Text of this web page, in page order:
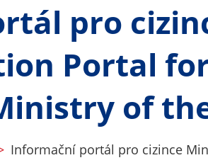
pro
Portal
of
Informační portál pro cizince